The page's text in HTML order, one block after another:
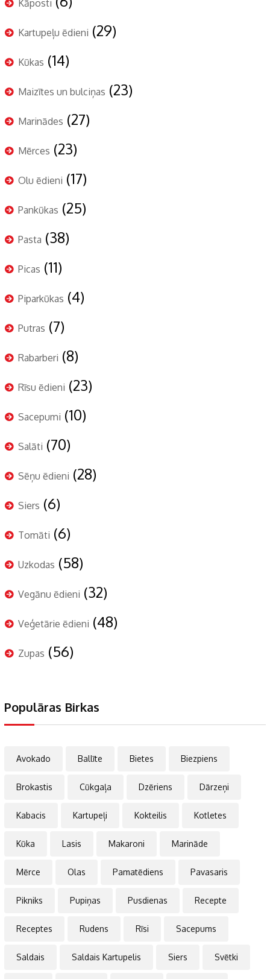
Kāposti
Kartupeļu ēdieni (29)
Kūkas (14)
Maizītes un bulciņas (23)
Marinādes (27)
Mērces (23)
Olu ēdieni (17)
Pankūkas (25)
Pasta (38)
Picas (11)
Piparkūkas (4)
Putras (7)
Rabarberi (8)
Rīsu ēdieni (23)
Sacepumi (10)
Salāti (70)
Sēņu ēdieni (28)
Siers (6)
Tomāti (6)
Uzkodas (58)
Vegānu ēdieni (32)
Veģetārie ēdieni (48)
Zupas (56)
Populāras Birkas
Avokado Ballīte Bietes Biezpiens
Brokastis Cūkgaļa Dzēriens Dārzeņi
Kabacis Kartupeļi Kokteilis Kotletes
Kūka Lasis Makaroni Marināde
Mērce Olas Pamatēdiens Pavasaris
Pikniks Pupiņas Pusdienas Recepte
Receptes Rudens Rīsi Sacepums
Saldais Saldais Kartupelis Siers Svētki